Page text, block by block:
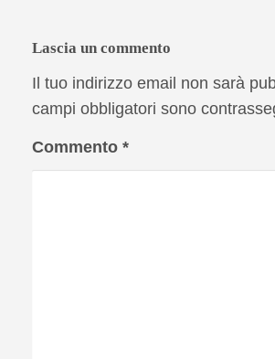
Lascia un commento
Il tuo indirizzo email non sarà
campi obbligatori sono
Commento *